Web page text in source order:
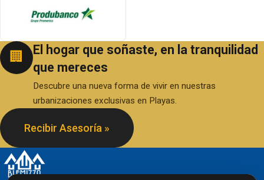
🏢
El hogar que soñaste, en la tranquilidad
que mereces
Descubre una nueva forma de vivir en nuestras
urbanizaciones exclusivas en Playas.
Recibir Asesoría »